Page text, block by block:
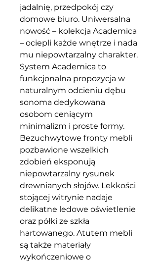
jadalnię, przedpokój czy
domowe biuro. Uniwersalna
nowość – kolekcja Academica
– ociepli każde wnętrze i nada
mu niepowtarzalny charakter.
System Academica to
funkcjonalna propozycja w
naturalnym odcieniu dębu
sonoma dedykowana
osobom ceniącym
minimalizm i proste formy.
Bezuchwytowe fronty mebli
pozbawione wszelkich
zdobień eksponują
niepowtarzalny rysunek
drewnianych słojów. Lekkości
stojącej witrynie nadaje
delikatne ledowe oświetlenie
oraz półki ze szkła
hartowanego. Atutem mebli
są także materiały
wykończeniowe o